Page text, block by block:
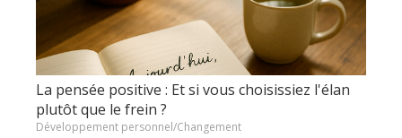
La pensée positive : Et si vous choisissiez l'élan
plutôt que le frein ?
Développement personnel/Changement